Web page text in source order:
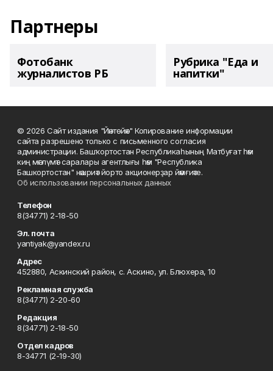
Партнеры
Фотобанк
журналистов РБ
Рубрика "Еда и
напитки"
© 2026 Сайт издания "Йәнтөйәк" Копирование информации
сайта разрешено только с письменного согласия
администрации. Башҡортостан Республикаһының Матбуғат һәм
киң мәғлүмәт саралары агентлығы һәм "Республика
Башкортостан" нәшриәт йорто акционерҙар йәмғиәте.
Об использовании персональных данных
Телефон
8(34771) 2-18-50
Эл. почта
yantiyak@yandex.ru
Адрес
452880, Аскинский район, с. Аскино, ул. Блюхера, 10
Рекламная служба
8(34771) 2-20-60
Редакция
8(34771) 2-18-50
Отдел кадров
8-34771 (2-19-30)